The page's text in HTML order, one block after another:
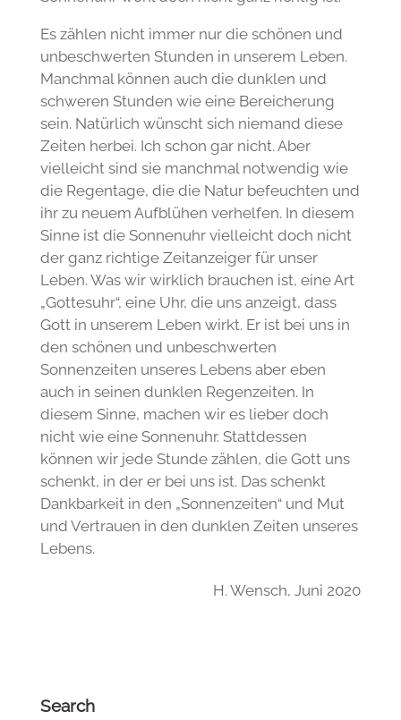
Es zählen nicht immer nur die schönen und
unbeschwerten Stunden in unserem Leben.
Manchmal können auch die dunklen und
schweren Stunden wie eine Bereicherung
sein. Natürlich wünscht sich niemand diese
Zeiten herbei. Ich schon gar nicht. Aber
vielleicht sind sie manchmal notwendig wie
die Regentage, die die Natur befeuchten und
ihr zu neuem Aufblühen verhelfen. In diesem
Sinne ist die Sonnenuhr vielleicht doch nicht
der ganz richtige Zeitanzeiger für unser
Leben. Was wir wirklich brauchen ist, eine Art
„Gottesuhr“, eine Uhr, die uns anzeigt, dass
Gott in unserem Leben wirkt. Er ist bei uns in
den schönen und unbeschwerten
Sonnenzeiten unseres Lebens aber eben
auch in seinen dunklen Regenzeiten. In
diesem Sinne, machen wir es lieber doch
nicht wie eine Sonnenuhr. Stattdessen
können wir jede Stunde zählen, die Gott uns
schenkt, in der er bei uns ist. Das schenkt
Dankbarkeit in den „Sonnenzeiten“ und Mut
und Vertrauen in den dunklen Zeiten unseres
Lebens.
H. Wensch, Juni 2020
Search